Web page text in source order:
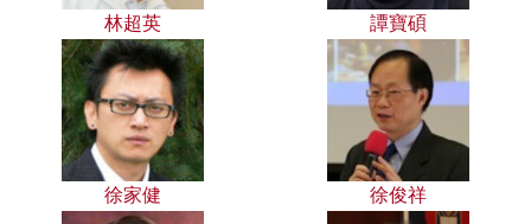
林超英 譚寶碩
徐家健 徐俊祥